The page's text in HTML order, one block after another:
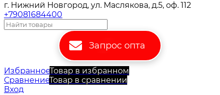
г. Нижний Новгород, ул. Маслякова, д.5, оф. 112
+79081684400
Запрос опта
ИзбранноеТовар в избранном
СравнениеТовар в сравнении
Вход